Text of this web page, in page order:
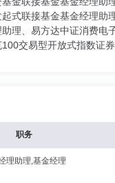
式联接基金基金经理助
理、易方达中证消费
交易型开放式指数证
职务
理助理,基金经理